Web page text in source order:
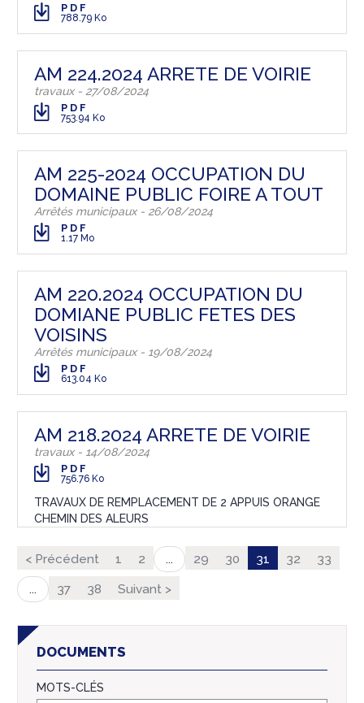
PDF
788.79 Ko
AM 224.2024 ARRETE DE VOIRIE
travaux - 27/08/2024
PDF
753.94 Ko
AM 225-2024 OCCUPATION DU
DOMAINE PUBLIC FOIRE A TOUT
Arrêtés municipaux - 26/08/2024
PDF
1.17 Mo
AM 220.2024 OCCUPATION DU
DOMIANE PUBLIC FETES DES
VOISINS
Arrêtés municipaux - 19/08/2024
PDF
613.04 Ko
AM 218.2024 ARRETE DE VOIRIE
travaux - 14/08/2024
PDF
756.76 Ko
TRAVAUX DE REMPLACEMENT DE 2 APPUIS ORANGE
CHEMIN DES ALEURS
< Précédent 1 2 ... 29 30 31 32 33
... 37 38 Suivant >
DOCUMENTS
MOTS-CLÉS